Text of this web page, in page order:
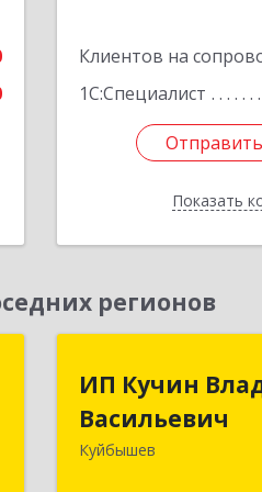
Клиентов на
1С:Специалист
Показать
регионов
ИП Кучин
Васильевич
Куйбышев